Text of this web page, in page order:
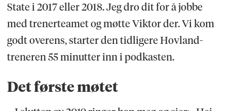
State i 2017 eller 2018. Jeg dro dit for å jobbe
med trenerteamet og møtte Viktor der. Vi kom
godt overens, starter den tidligere Hovland-
treneren 55 minutter inn i podkasten.
Det første møtet